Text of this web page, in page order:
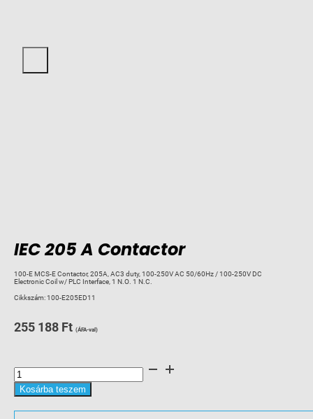
IEC 205 A Contactor
100-E MCS-E Contactor, 205A, AC3 duty, 100-250V AC 50/60Hz / 100-250V DC
Electronic Coil w/ PLC Interface, 1 N.O. 1 N.C.
Cikkszám:100-E205ED11
255 188 Ft (ÁFA-val)
205
A
Contactor
mennyiség
Kosárba teszem